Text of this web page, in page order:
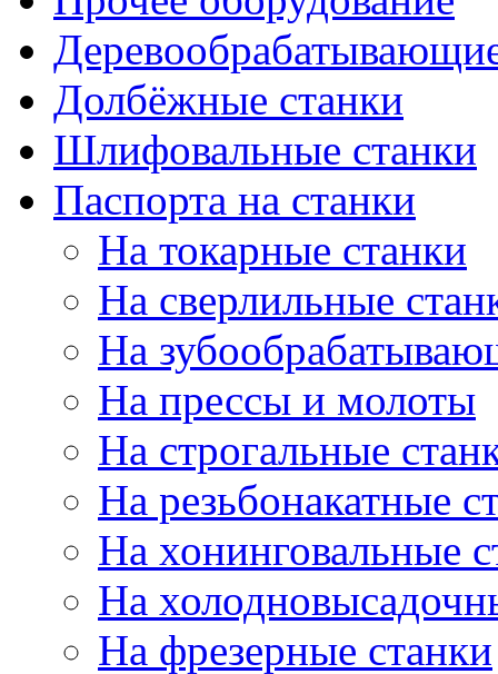
Долбёжные станки
Шлифовальные станки
Паспорта на станки
На токарные станки
На сверлильные
На
На прессы и молоты
На строгальные
На резьбонакатные
На хонинговальные
На
На фрезерные станки